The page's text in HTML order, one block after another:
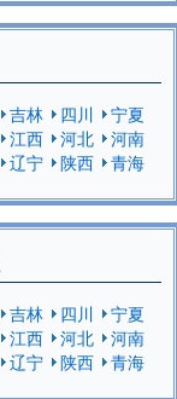
吉林 四川
宁夏
江西 河北
河南
辽宁 陕西
青海
吉林 四川
宁夏
江西 河北
河南
辽宁 陕西
青海